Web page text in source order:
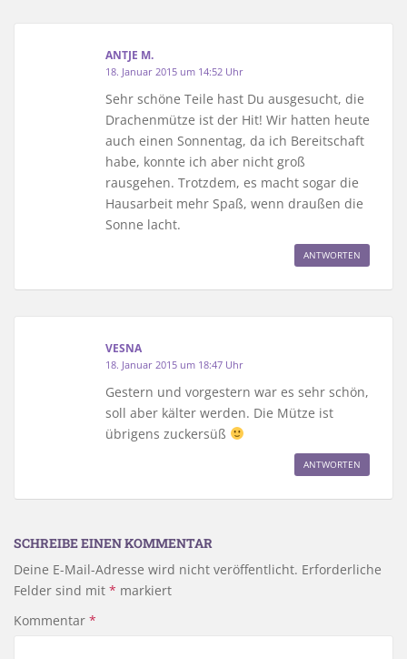
ANTJE M.
18. Januar 2015 um 14:52 Uhr
Sehr schöne Teile hast Du ausgesucht, die
Drachenmütze ist der Hit! Wir hatten heute
auch einen Sonnentag, da ich Bereitschaft
habe, konnte ich aber nicht groß
rausgehen. Trotzdem, es macht sogar die
Hausarbeit mehr Spaß, wenn draußen die
Sonne lacht.
ANTWORTEN
VESNA
18. Januar 2015 um 18:47 Uhr
Gestern und vorgestern war es sehr schön,
soll aber kälter werden. Die Mütze ist
übrigens zuckersüß
ANTWORTEN
SCHREIBE EINEN KOMMENTAR
Deine E-Mail-Adresse wird nicht veröffentlicht. Erforderliche
Felder sind mit * markiert
Kommentar *